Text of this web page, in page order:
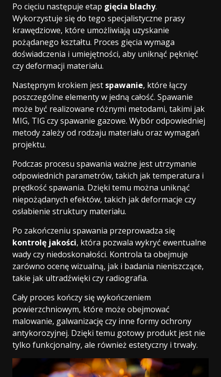
Po cięciu następuje etap gięcia blachy.
Wykorzystuje się do tego specjalistyczne prasy
krawędziowe, które umożliwiają uzyskanie
pożądanego kształtu. Proces gięcia wymaga
doświadczenia i umiejętności, aby uniknąć pęknięć
czy deformacji materiału.
Następnym krokiem jest spawanie, które łączy
poszczególne elementy w jedną całość. Spawanie
może być realizowane różnymi metodami, takimi jak
MIG, TIG czy spawanie gazowe. Wybór odpowiedniej
metody zależy od rodzaju materiału oraz wymagań
projektu.
Podczas procesu spawania ważne jest utrzymanie
odpowiednich parametrów, takich jak temperatura i
prędkość spawania. Dzięki temu można uniknąć
niepożądanych efektów, takich jak deformacje czy
osłabienie struktury materiału.
Po zakończeniu spawania przeprowadza się
kontrolę jakości, która pozwala wykryć ewentualne
wady czy niedoskonałości. Kontrola ta obejmuje
zarówno ocenę wizualną, jak i badania nieniszczące,
takie jak ultradźwięki czy radiografia.
Cały proces kończy się wykończeniem
powierzchniowym, które może obejmować
malowanie, galwanizację czy inne formy ochrony
antykorozyjnej. Dzięki temu gotowy produkt jest nie
tylko funkcjonalny, ale również estetyczny i trwały.